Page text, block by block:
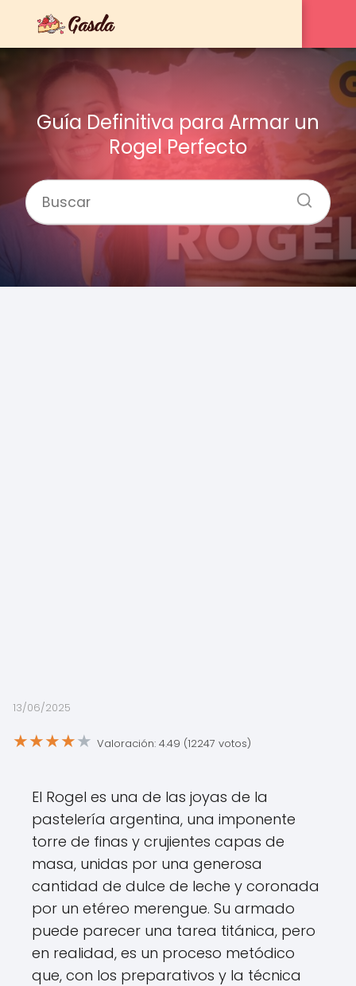
Guía Definitiva para Armar un
Rogel Perfecto
13/06/2025
★★★★★ Valoración: 4.49 (12247 votos)
El Rogel es una de las joyas de la
pastelería argentina, una imponente
torre de finas y crujientes capas de
masa, unidas por una generosa
cantidad de dulce de leche y coronada
por un etéreo merengue. Su armado
puede parecer una tarea titánica, pero
en realidad, es un proceso metódico
que, con los preparativos y la técnica